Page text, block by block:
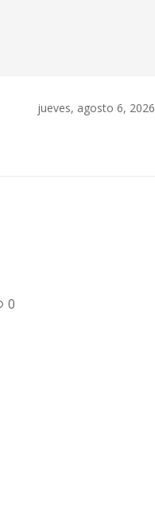
jueves, agosto 6, 2026
0